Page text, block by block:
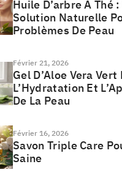
Huile D’arbre À Thé
Solution Naturelle
Problèmes De Peau
Février 21, 2026
Gel D’Aloe Vera Vert
L’Hydratation Et
De La Peau
Février 16, 2026
Savon Triple Care
Saine